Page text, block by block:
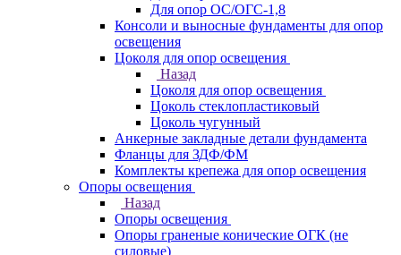
Для опор ОС/ОГС-1,8
Консоли и выносные фундаменты для опор
освещения
Цоколя для опор освещения
Назад
Цоколя для опор освещения
Цоколь стеклопластиковый
Цоколь чугунный
Анкерные закладные детали фундамента
Фланцы для ЗДФ/ФМ
Комплекты крепежа для опор освещения
Опоры освещения
Назад
Опоры освещения
Опоры граненые конические ОГК (не
силовые)